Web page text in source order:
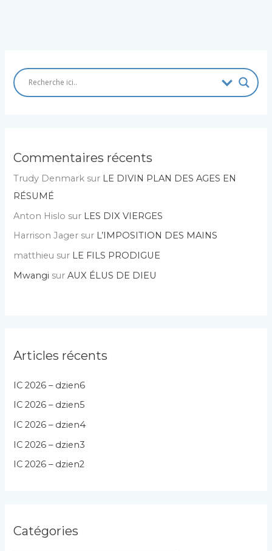
Commentaires récents
Trudy Denmark sur LE DIVIN PLAN DES AGES EN
RÉSUMÉ
Anton Hislo sur LES DIX VIERGES
Harrison Jager sur L’IMPOSITION DES MAINS
matthieu sur LE FILS PRODIGUE
Mwangi surAUX ÉLUS DE DIEU
Articles récents
IC 2026 – dzien6
IC 2026 – dzien5
IC 2026 – dzien4
IC 2026 – dzien3
IC 2026 – dzien2
Catégories